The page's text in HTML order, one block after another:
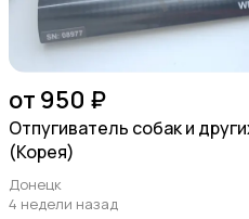
от 950 ₽
Отпугиватель собак и
(Корея)
Донецк
4 недели назад